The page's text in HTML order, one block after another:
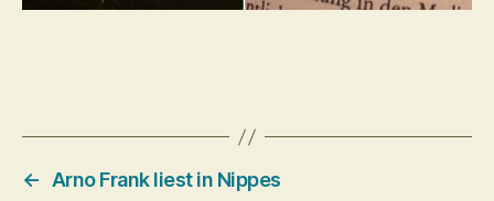
← Arno Frank liest in Nippes